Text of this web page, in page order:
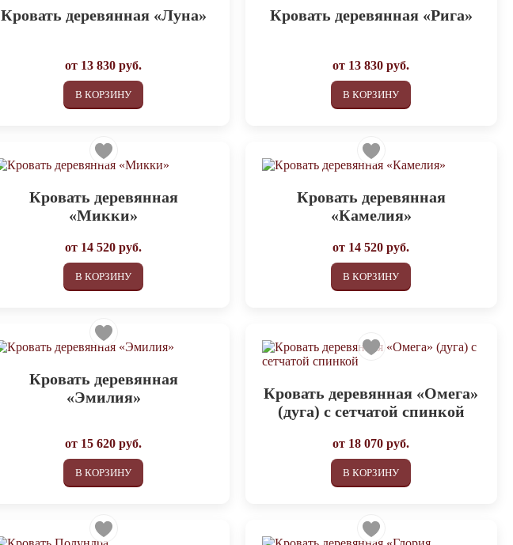
Кровать деревянная «Луна»
от 13 830 руб.
В КОРЗИНУ
Кровать деревянная «Рига»
от 13 830 руб.
В КОРЗИНУ
Кровать деревянная
«Микки»
от 14 520 руб.
В КОРЗИНУ
Кровать деревянная
«Камелия»
от 14 520 руб.
В КОРЗИНУ
Кровать деревянная
«Эмилия»
от 15 620 руб.
В КОРЗИНУ
Кровать деревянная «Омега»
(дуга) с сетчатой спинкой
от 18 070 руб.
В КОРЗИНУ